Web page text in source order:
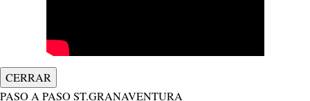
CERRAR
PASO A PASO ST.GRANAVENTURA